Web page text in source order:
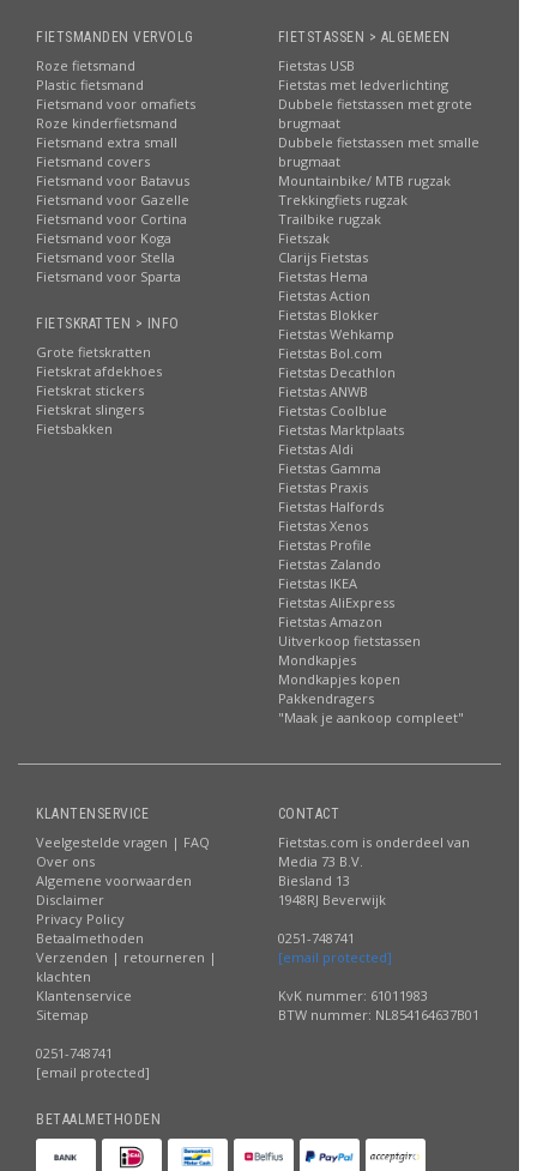
FIETSMANDEN VERVOLG
Roze fietsmand
Plastic fietsmand
Fietsmand voor omafiets
Roze kinderfietsmand
Fietsmand extra small
Fietsmand covers
Fietsmand voor Batavus
Fietsmand voor Gazelle
Fietsmand voor Cortina
Fietsmand voor Koga
Fietsmand voor Stella
Fietsmand voor Sparta
FIETSKRATTEN > INFO
Grote fietskratten
Fietskrat afdekhoes
Fietskrat stickers
Fietskrat slingers
Fietsbakken
FIETSTASSEN > ALGEMEEN
Fietstas USB
Fietstas met ledverlichting
Dubbele fietstassen met grote
brugmaat
Dubbele fietstassen met smalle
brugmaat
Mountainbike/ MTB rugzak
Trekkingfiets rugzak
Trailbike rugzak
Fietszak
Clarijs Fietstas
Fietstas Hema
Fietstas Action
Fietstas Blokker
Fietstas Wehkamp
Fietstas Bol.com
Fietstas Decathlon
Fietstas ANWB
Fietstas Coolblue
Fietstas Marktplaats
Fietstas Aldi
Fietstas Gamma
Fietstas Praxis
Fietstas Halfords
Fietstas Xenos
Fietstas Profile
Fietstas Zalando
Fietstas IKEA
Fietstas AliExpress
Fietstas Amazon
Uitverkoop fietstassen
Mondkapjes
Mondkapjes kopen
Pakkendragers
"Maak je aankoop compleet"
KLANTENSERVICE
Veelgestelde vragen | FAQ
Over ons
Algemene voorwaarden
Disclaimer
Privacy Policy
Betaalmethoden
Verzenden | retourneren |
klachten
Klantenservice
Sitemap
0251-748741
[email protected]
CONTACT
Fietstas.com is onderdeel van
Media 73 B.V.
Biesland 13
1948RJ Beverwijk
0251-748741
[email protected]
KvK nummer: 61011983
BTW nummer: NL854164637B01
BETAALMETHODEN